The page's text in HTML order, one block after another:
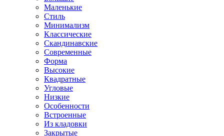
Маленькие
Стиль
Минимализм
Классические
Скандинавские
Современные
Форма
Высокие
Квадратные
Угловые
Низкие
Особенности
Встроенные
Из кладовки
Закрытые